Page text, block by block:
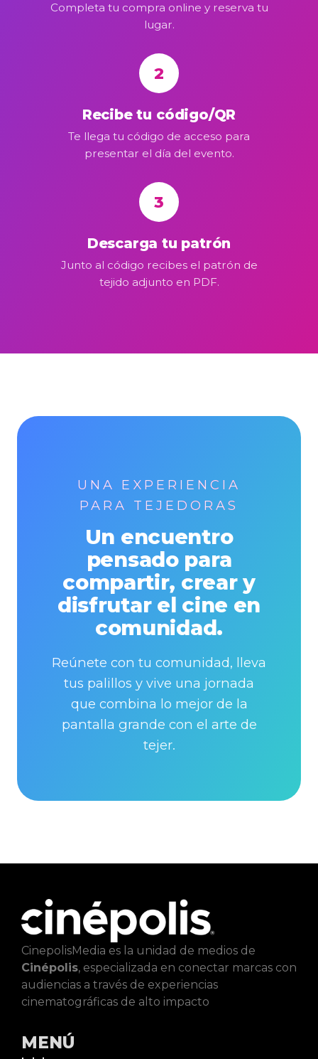
Completa tu compra online y reserva tu
lugar.
2
Recibe tu código/QR
Te llega tu código de acceso para
presentar el día del evento.
3
Descarga tu patrón
Junto al código recibes el patrón de
tejido adjunto en PDF.
UNA EXPERIENCIA
PARA TEJEDORAS
Un encuentro
pensado para
compartir, crear y
disfrutar el cine en
comunidad.
Reúnete con tu comunidad, lleva
tus palillos y vive una jornada
que combina lo mejor de la
pantalla grande con el arte de
tejer.
CinepolisMedia es la unidad de medios de
Cinépolis, especializada en conectar marcas con
audiencias a través de experiencias
cinematográficas de alto impacto
MENÚ